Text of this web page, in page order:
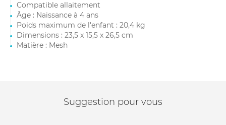
Compatible allaitement
Âge : Naissance à 4 ans
Poids maximum de l'enfant : 20,4 kg
Dimensions : 23,5 x 15,5 x 26,5 cm
Matière : Mesh
Suggestion pour vous